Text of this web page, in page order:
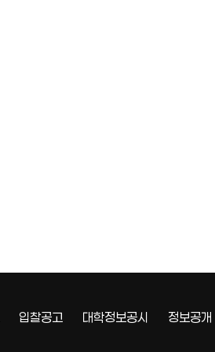
입찰공고 대학정보공시 정보공개